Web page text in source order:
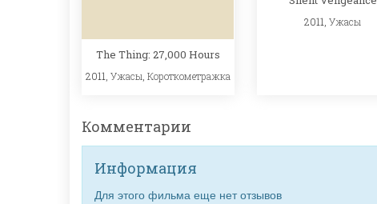
The Thing: 27,000 Hours
2011, Ужасы, Короткометражка
2011, Ужасы
Комментарии
Информация
Для этого фильма еще нет отзывов